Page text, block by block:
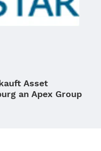
Asset
an Apex Group